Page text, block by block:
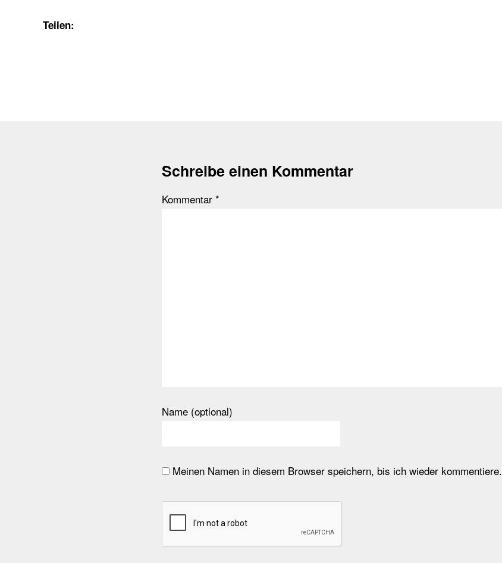
Teilen:
Schreibe einen Kommentar
Kommentar *
Name (optional)
Meinen Namen in diesem Browser speichern, bis ich wieder kommentiere.